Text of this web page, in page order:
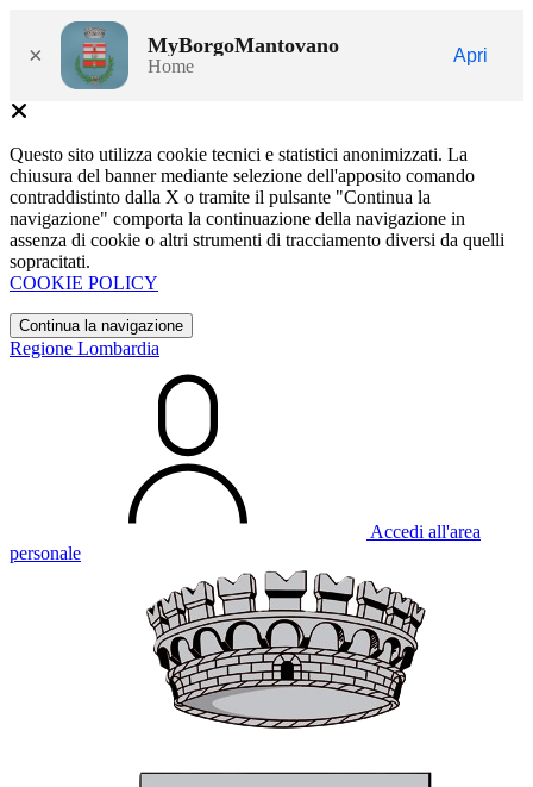
× MyBorgoMantovano
Home
Apri
Questo sito utilizza cookie tecnici e statistici anonimizzati. La
chiusura del banner mediante selezione dell'apposito comando
contraddistinto dalla X o tramite il pulsante "Continua la
navigazione" comporta la continuazione della navigazione in
assenza di cookie o altri strumenti di tracciamento diversi da quelli
sopracitati.
COOKIE POLICY
Continua la navigazione
Regione Lombardia
Accedi all'area
personale